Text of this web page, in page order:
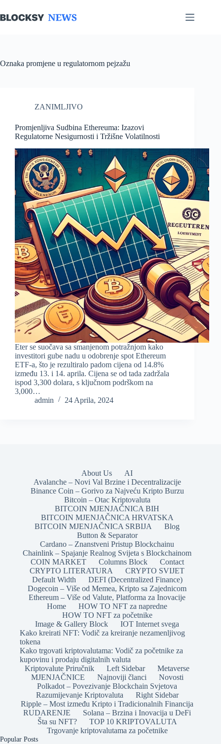
to
content
Oznaka promjene u regulatornom pejzažu
ZANIMLJIVO
Promjenljiva Sudbina Ethereuma: Izazovi
Regulatorne Nesigurnosti i Tržišne Volatilnosti
Eter se suočava sa smanjenom potražnjom kako
investitori gube nadu u odobrenje spot Ethereum
ETF-a, što je rezultiralo padom cijena od 14.8%
između 13. i 14. aprila. Cijena se od tada zadržala
ispod 3,300 dolara, s ključnom podrškom na
3,000…
admin
24 Aprila, 2024
About Us
AI
Avalanche – Novi Val Brzine i Decentralizacije
Binance Coin – Gorivo za Najveću Kripto Burzu
Bitcoin – Otac Kriptovaluta
BITCOIN MJENJAČNICA BIH
BITCOIN MJENJAČNICA HRVATSKA
BITCOIN MJENJAČNICA SRBIJA
Blog
Button & Separator
Cardano – Znanstveni Pristup Blockchainu
Chainlink – Spajanje Realnog Svijeta s Blockchainom
COIN MARKET
Columns Block
Contact
CRYPTO LITERATURA
CRYPTO SVIJET
Default Width
DEFI (Decentralized Finance)
Dogecoin – Više od Memea, Kripto sa Zajednicom
Ethereum – Više od Valute, Platforma za Inovacije
Home
HOW TO NFT za napredne
HOW TO NFT za početnike
Image & Gallery Block
IOT Internet svega
Kako kreirati NFT: Vodič za kreiranje nezamenljivog
tokena
Kako trgovati kriptovalutama: Vodič za početnike za
kupovinu i prodaju digitalnih valuta
Kriptovalute Priručnik
Left Sidebar
Metaverse
MJENJAČNICE
Najnoviji članci
Novosti
Polkadot – Povezivanje Blockchain Svjetova
Razumijevanje Kriptovaluta
Right Sidebar
Ripple – Most između Kripto i Tradicionalnih Financija
RUDARENJE
Solana – Brzina i Inovacija u DeFi
Šta su NFT?
TOP 10 KRIPTOVALUTA
Trgovanje kriptovalutama za početnike
Popular Posts